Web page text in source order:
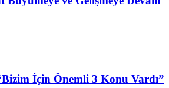
İçin Önemli 3 Konu Vardı”